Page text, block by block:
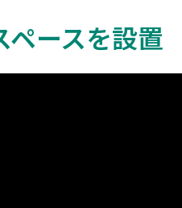
ペースを設置